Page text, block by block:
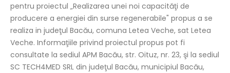
pentru proiectul „Realizarea unei noi capacităţi de
producere a energiei din surse regenerabile" propus a se
realiza in judeţul Bacău, comuna Letea Veche, sat Letea
Veche. Informaţiile privind proiectul propus pot fi
consultate la sediul APM Bacău, str. Oituz, nr. 23, şi la sediul
SC TECH4MED SRL din judeţul Bacău, municipiul Bacău,